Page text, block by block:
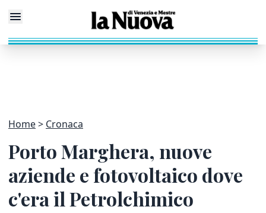
Home Cronaca
Porto Marghera, nuove
aziende e fotovoltaico dove
c'era il Petrolchimico